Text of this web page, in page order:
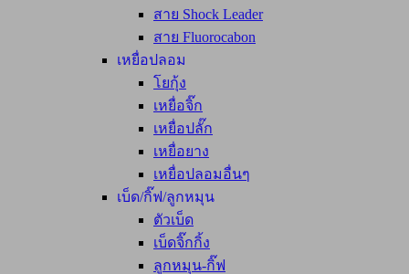
สาย Shock Leader
สาย Fluorocabon
เหยื่อปลอม
โยกุ้ง
เหยื่อจิ๊ก
เหยื่อปลั๊ก
เหยื่อยาง
เหยื่อปลอมอื่นๆ
เบ็ด/กิ๊ฟ/ลูกหมุน
ตัวเบ็ด
เบ็ดจิ๊กกิ้ง
ลูกหมุน-กิ๊ฟ